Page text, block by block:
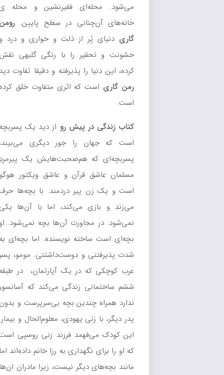
می‌شود. محله‌ای فقیرنشین و محله ی
خانه‌های آن‌چنانی در سطح پایین. رومن
دنیای پُر از ذلت و خواری و درد و
خشونت و تحقیر را با رنگی گلبهی نقش
کرده، این دنیا را پذیرفته و دقیقا تفاوت دید
رمن گاریاست که اثری متفاوت خلق کرده
کتاب زندگی در پیش رواز دید یک پسربچه
است که جهان را جور دیگری می‌بیند،
پسربچه‌ای که هم‌صحبت‌هایش یک پیرمردِ
مسلمان عاشق قرآن و عاشق ویکتور هوگو
است و یک زن پیر دردمند. با بچه‌ها حرف
می‌زند و بازی می‌کند، اما با آن‌ها یکی
نمی‌شود. در مجاورت آن‌ها بچه نمی‌شود. او
بچه‌ای است ساخته نویسنده. اما بچه‌ای به
شدت پذیرفتنی و دوست‌داشتنی. مومو، پسر
عرب کوچکی که در یک آپارتمان، در طبقه
ششم ساختمانی زندگی می‌کند که آسانسور
ندارد همراه چندین بچه بی‌سرپرست و بدون
پدر دیگر، با زنی یهودی، معلوم‌الحال و بیمار.
این کودک می‌فهمد فرزند زنی روسپی‌ است
که او را برای نگهداری به رزا خانم داده‌اند اما
مانند بچه‌های دیگر نیست، زیرا مادران ان‌ها